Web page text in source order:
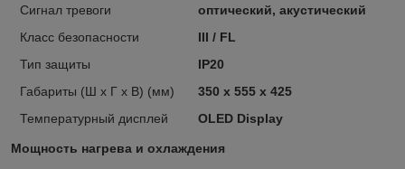
Сигнал тревоги
оптический, акустический
Класс безопасности
III / FL
Тип защиты
IP20
Габариты (Ш х Г х В) (мм)
350 x 555 x 425
Температурный дисплей
OLED Display
Мощность нагрева и охлаждения